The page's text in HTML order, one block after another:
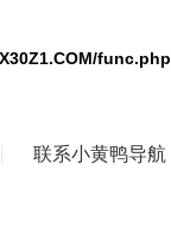
func.php
联系小黄鸭导航